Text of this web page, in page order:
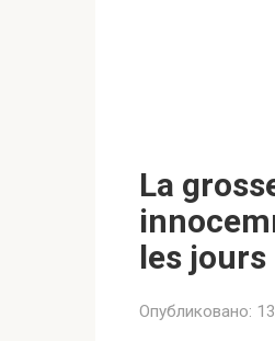
La
les jours
Опубликовано: